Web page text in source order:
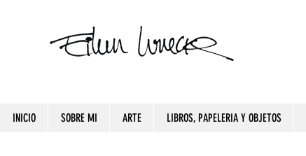
INICIO SOBRE MI ARTE LIBROS, PAPELERIA Y OBJETOS